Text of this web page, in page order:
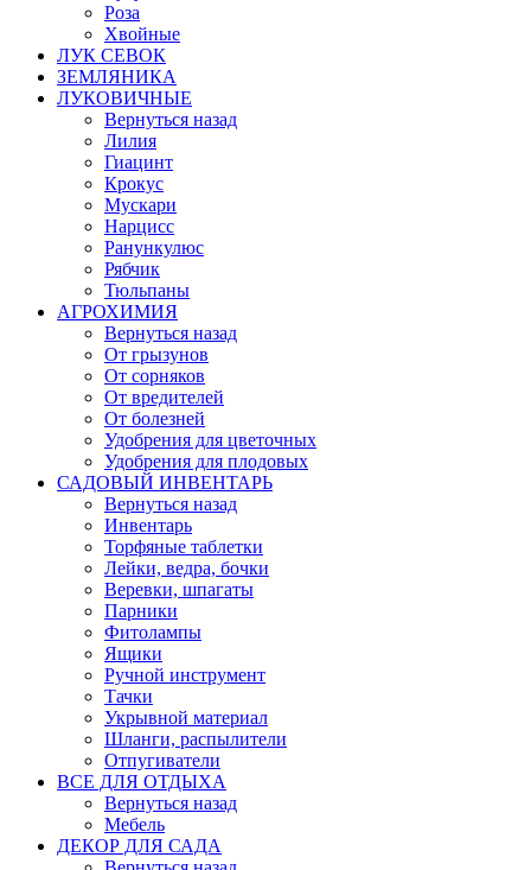
Роза
Хвойные
ЛУК СЕВОК
ЗЕМЛЯНИКА
ЛУКОВИЧНЫЕ
Вернуться назад
Лилия
Гиацинт
Крокус
Мускари
Нарцисс
Ранункулюс
Рябчик
Тюльпаны
АГРОХИМИЯ
Вернуться назад
От грызунов
От сорняков
От вредителей
От болезней
Удобрения для цветочных
Удобрения для плодовых
САДОВЫЙ ИНВЕНТАРЬ
Вернуться назад
Инвентарь
Торфяные таблетки
Лейки, ведра, бочки
Веревки, шпагаты
Парники
Фитолампы
Ящики
Ручной инструмент
Тачки
Укрывной материал
Шланги, распылители
Отпугиватели
ВСЕ ДЛЯ ОТДЫХА
Вернуться назад
Мебель
ДЕКОР ДЛЯ САДА